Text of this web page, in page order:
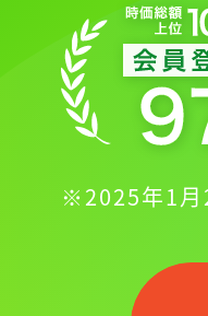
※2025年1月